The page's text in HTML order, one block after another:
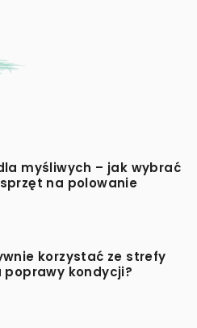
myśliwych – jak wybrać
na polowanie
korzystać ze strefy
kondycji?